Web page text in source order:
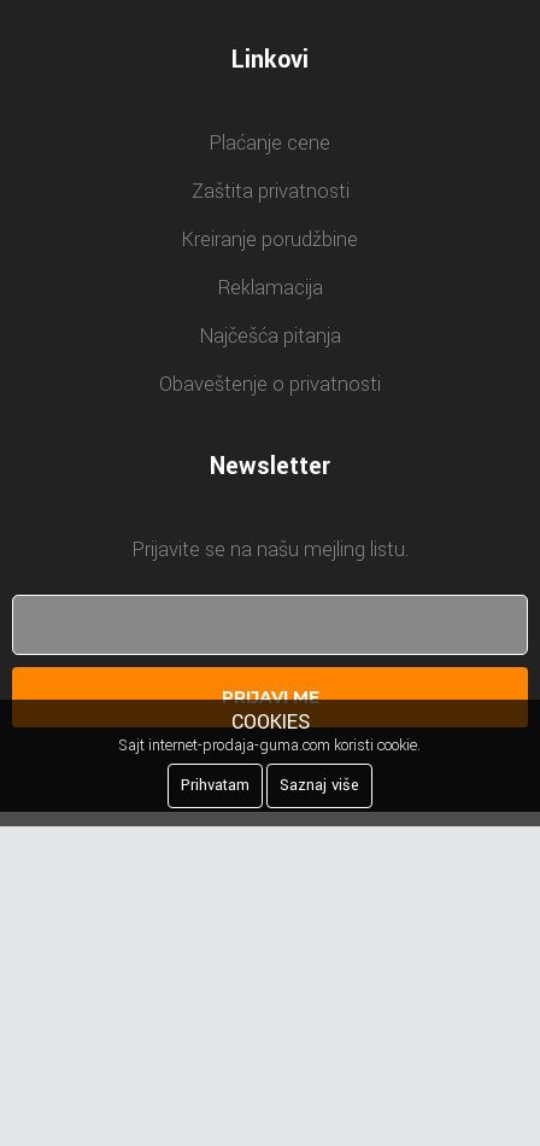
Linkovi
Plaćanje cene
Zaštita privatnosti
Kreiranje porudžbine
Reklamacija
Najčešća pitanja
Obaveštenje o privatnosti
Newsletter
Prijavite se na našu mejling listu.
PRIJAVI ME
COOKIES
Sajt internet-prodaja-guma.com koristi cookie.
Prihvatam
Saznaj više